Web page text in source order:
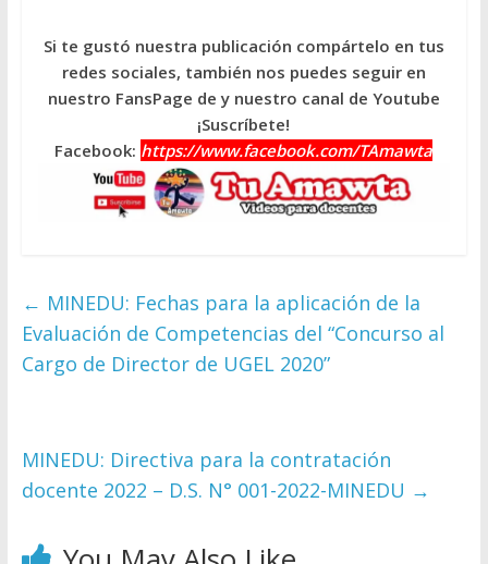
Si te gustó nuestra publicación compártelo en tus
redes sociales, también nos puedes seguir en
nuestro FansPage de y nuestro canal de Youtube
¡Suscríbete!
Facebook: https://www.facebook.com/TAmawta
← MINEDU: Fechas para la aplicación de la
Evaluación de Competencias del “Concurso al
Cargo de Director de UGEL 2020”
MINEDU: Directiva para la contratación
docente 2022 – D.S. N° 001-2022-MINEDU →